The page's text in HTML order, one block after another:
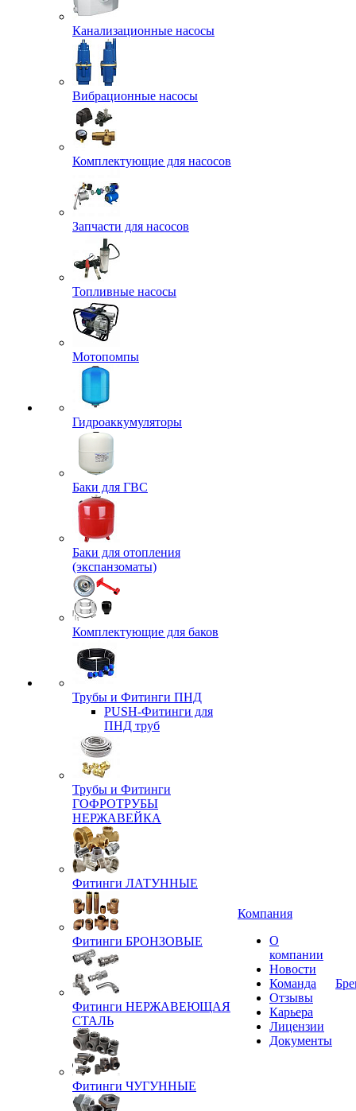
Канализационные насосы
Вибрационные насосы
Комплектующие для насосов
Запчасти для насосов
Топливные насосы
Мотопомпы
Гидроаккумуляторы
Баки для ГВС
Баки для отопления
(экспанзоматы)
Комплектующие для баков
Трубы и Фитинги ПНД
PUSH-Фитинги для
ПНД труб
Трубы и Фитинги
ГОФРОТРУБЫ
НЕРЖАВЕЙКА
Фитинги ЛАТУННЫЕ
Фитинги БРОНЗОВЫЕ
Фитинги НЕРЖАВЕЮЩАЯ
СТАЛЬ
Фитинги ЧУГУННЫЕ
Компания
О
компании
Новости
Команда
Отзывы
Карьера
Лицензии
Документы